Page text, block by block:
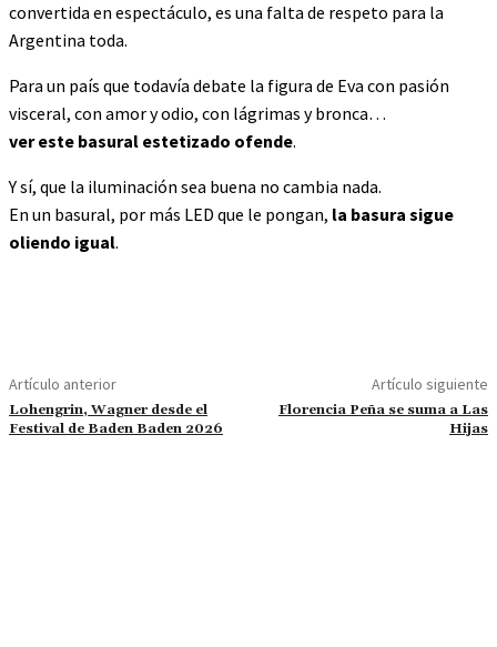
convertida en espectáculo, es una falta de respeto para la
Argentina toda.
Para un país que todavía debate la figura de Eva con pasión
visceral, con amor y odio, con lágrimas y bronca…
ver este basural estetizado ofende.
Y sí, que la iluminación sea buena no cambia nada.
En un basural, por más LED que le pongan, la basura sigue
oliendo igual.
Artículo anterior
Lohengrin, Wagner desde el
Festival de Baden Baden 2026
Artículo siguiente
Florencia Peña se suma a Las
Hijas